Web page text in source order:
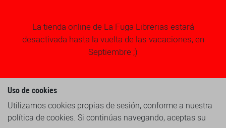
La tienda online de La Fuga Librerias estará
desactivada hasta la vuelta de las vacaciones, en
Septiembre ;)
Uso de cookies
Utilizamos cookies propias de sesión, conforme a nuestra
política de cookies. Si continúas navegando, aceptas su